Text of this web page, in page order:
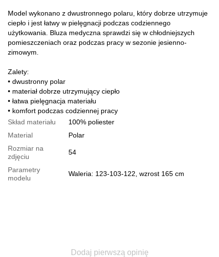
Model wykonano z dwustronnego polaru, który dobrze utrzymuje
ciepło i jest łatwy w pielęgnacji podczas codziennego
użytkowania. Bluza medyczna sprawdzi się w chłodniejszych
pomieszczeniach oraz podczas pracy w sezonie jesienno-
zimowym.
Zalety:
• dwustronny polar
• materiał dobrze utrzymujący ciepło
• łatwa pielęgnacja materiału
• komfort podczas codziennej pracy
Skład materiału
100% poliester
Material
Polar
Rozmiar na
zdjęciu
54
Parametry
modelu
Waleria: 123-103-122, wzrost 165 cm
Dodaj pierwszą opinię